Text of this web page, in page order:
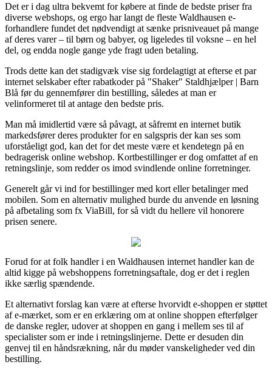
Det er i dag ultra bekvemt for købere at finde de bedste priser fra
diverse webshops, og ergo har langt de fleste Waldhausen e-
forhandlere fundet det nødvendigt at sænke prisniveauet på mange
af deres varer – til børn og babyer, og ligeledes til voksne – en hel
del, og endda nogle gange yde fragt uden betaling.
Trods dette kan det stadigvæk vise sig fordelagtigt at efterse et par
internet selskaber efter rabatkoder på "Shaker" Staldhjælper | Barn
Blå før du gennemfører din bestilling, således at man er
velinformeret til at antage den bedste pris.
Man må imidlertid være så påvagt, at såfremt en internet butik
markedsfører deres produkter for en salgspris der kan ses som
uforståeligt god, kan det for det meste være et kendetegn på en
bedragerisk online webshop. Kortbestillinger er dog omfattet af en
retningslinje, som redder os imod svindlende online forretninger.
Generelt går vi ind for bestillinger med kort eller betalinger med
mobilen. Som en alternativ mulighed burde du anvende en løsning
på afbetaling som fx ViaBill, for så vidt du hellere vil honorere
prisen senere.
Forud for at folk handler i en Waldhausen internet handler kan de
altid kigge på webshoppens forretningsaftale, dog er det i reglen
ikke særlig spændende.
Et alternativt forslag kan være at efterse hvorvidt e-shoppen er støttet
af e-mærket, som er en erklæring om at online shoppen efterfølger
de danske regler, udover at shoppen en gang i mellem ses til af
specialister som er inde i retningslinjerne. Dette er desuden din
genvej til en håndsrækning, når du møder vanskeligheder ved din
bestilling.